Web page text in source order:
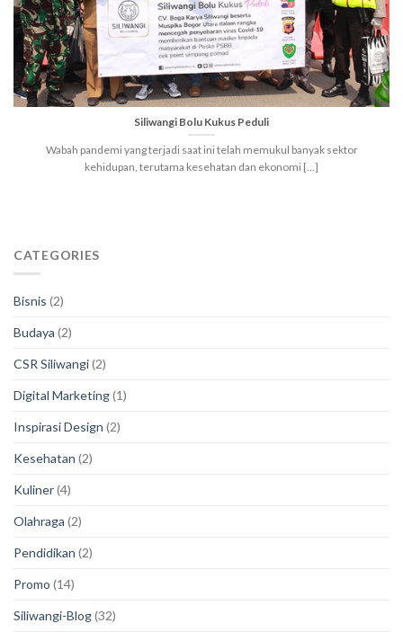
CATEGORIES
Bisnis (2)
Budaya (2)
CSR Siliwangi(2)
Digital Marketing(1)
Inspirasi Design (2)
Kesehatan (2)
Kuliner(4)
Olahraga (2)
Pendidikan (2)
Promo (14)
Siliwangi-Blog(32)
Siliwangi Bolu Kukus Peduli
Wabah pandemi yang terjadi saat ini telah memukul banyak sektor
kehidupan, terutama kesehatan dan ekonomi [...]